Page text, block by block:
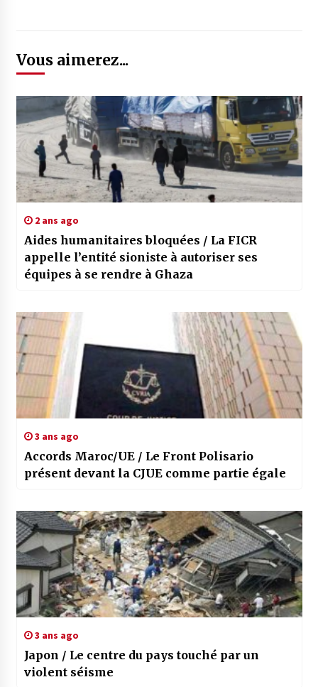
Vous aimerez...
2 ans ago
Aides humanitaires bloquées / La FICR
appelle l’entité sioniste à autoriser ses
équipes à se rendre à Ghaza
3 ans ago
Accords Maroc/UE / Le Front Polisario
présent devant la CJUE comme partie égale
3 ans ago
Japon / Le centre du pays touché par un
violent séisme